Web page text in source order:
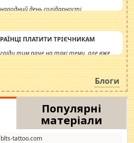
день солідарності
ПЛАТИТИ ТРІЄЧНИКАМ
тим паче на такі теми, але вже
Обурюють сьогоднішні інсенуації
питання. Штучно
одна соціальна катастрофа.
Блоги
Популярні
матеріали
tattoo.com